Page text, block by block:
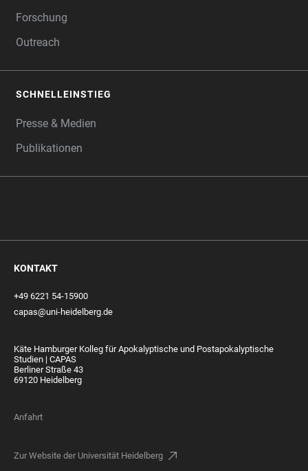
Forschung
Outreach
SCHNELLEINSTIEG
Presse & Medien
Publikationen
KONTAKT
+49 6221 54-15900
capas@uni-heidelberg.de
Käte Hamburger Kolleg für Apokalyptische und Postapokalyptische
Studien | CAPAS
Berliner Straße 43
69120 Heidelberg
Anfahrt
Zur Website der Universität Heidelberg